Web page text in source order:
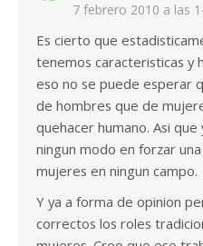
7 febrero 2010 a las
Es cierto que
tenemos caracteristicas y
eso no se puede esperar
de hombres que de
quehacer humano. Asi
ningun modo en forzar
mujeres en ningun campo.
Y ya a forma de opinion
correctos los roles